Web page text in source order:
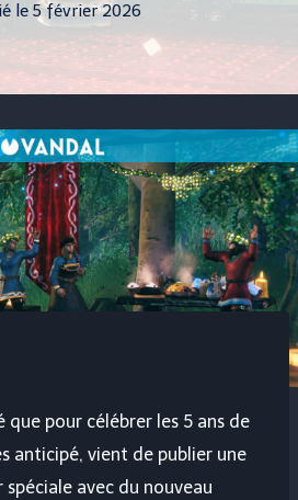
le 5 février 2026
que pour célébrer les 5 ans de
anticipé, vient de publier une
avec du nouveau